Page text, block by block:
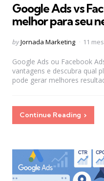
Google Ads vs
melhor para seu
Posted
byJornada Marketing 11
Google Ads ou Facebook
vantagens e descubra qual
pode gerar melhores
Continue Reading